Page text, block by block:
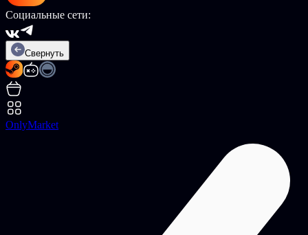
Социальные сети:
Свернуть
OnlyMarket